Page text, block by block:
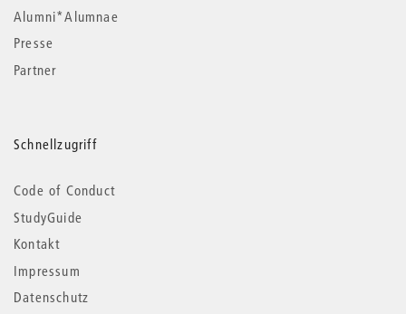
Alumni*Alumnae
Presse
Partner
Schnellzugriff
Code of Conduct
StudyGuide
Kontakt
Impressum
Datenschutz